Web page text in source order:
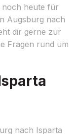
noch heute für
Augsburg nach
dir gerne zur
Fragen rund um
nach Isparta